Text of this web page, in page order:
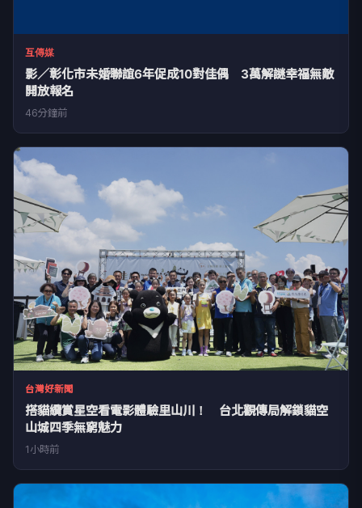
互傳媒
影／彰化市未婚聯誼6年促成10對佳偶 3萬解謎幸福無敵
開放報名
46分鐘前
台灣好新聞
搭貓纜賞星空看電影體驗里山川！ 台北觀傳局解鎖貓空
山城四季無窮魅力
1小時前